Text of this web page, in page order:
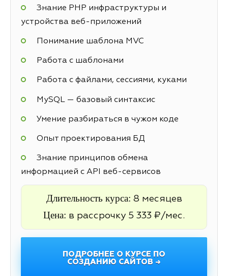
Знание PHP инфраструктуры и
устройства веб-приложений
Понимание шаблона MVC
Работа с шаблонами
Работа с файлами, сессиями, куками
MySQL — базовый синтаксис
Умение разбираться в чужом коде
Опыт проектирования БД
Знание принципов обмена
информацией с API веб-сервисов
Длительность курса: 8 месяцев
Цена: в рассрочку 5 333 ₽/мес.
ПОДРОБНЕЕ О КУРСЕ ПО
СОЗДАНИЮ САЙТОВ →